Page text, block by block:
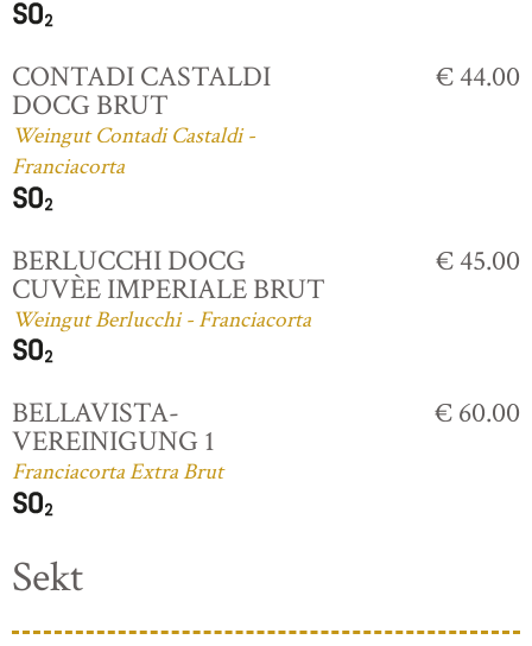
CONTADI CASTALDI
DOCG BRUT
Weingut Contadi Castaldi -
Franciacorta
€ 44.00
BERLUCCHI DOCG
CUVÈE IMPERIALE BRUT
Weingut Berlucchi - Franciacorta
€ 45.00
BELLAVISTA-
VEREINIGUNG 1
Franciacorta Extra Brut
€ 60.00
Sekt